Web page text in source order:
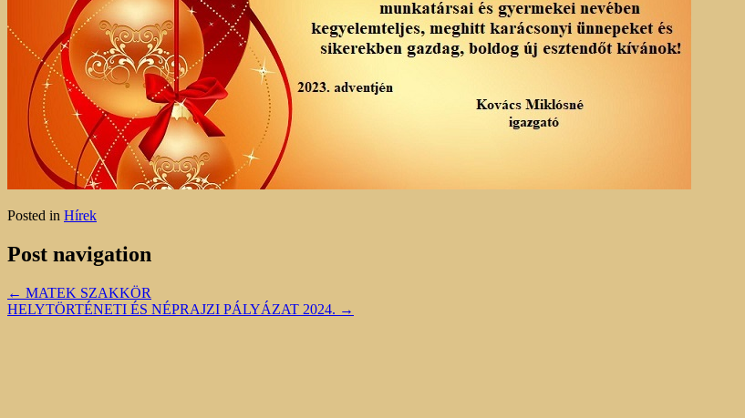
Posted in Hírek
Post navigation
← MATEK SZAKKÖR
HELYTÖRTÉNETI ÉS NÉPRAJZI PÁLYÁZAT 2024. →